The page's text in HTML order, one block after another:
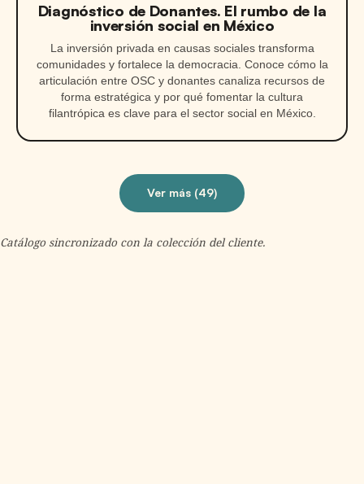
Diagnóstico de Donantes. El rumbo de la
inversión social en México
La inversión privada en causas sociales transforma
comunidades y fortalece la democracia. Conoce cómo la
articulación entre OSC y donantes canaliza recursos de
forma estratégica y por qué fomentar la cultura
filantrópica es clave para el sector social en México.
Ver más (49)
Catálogo sincronizado con la colección del cliente.